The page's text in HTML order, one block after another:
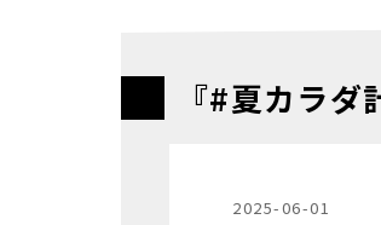
『#夏カラダ
2025-06-01